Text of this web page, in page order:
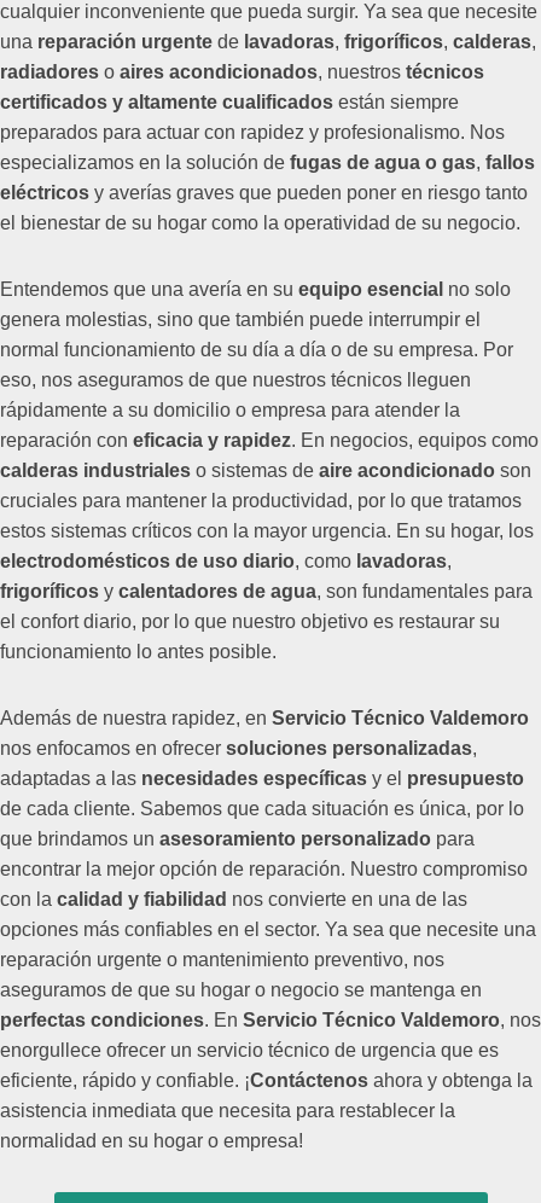
cualquier inconveniente que pueda surgir. Ya sea que necesite
una reparación urgente de lavadoras, frigoríficos, calderas,
radiadores o aires acondicionados, nuestros técnicos
certificados y altamente cualificados están siempre
preparados para actuar con rapidez y profesionalismo. Nos
especializamos en la solución de fugas de agua o gas, fallos
eléctricos y averías graves que pueden poner en riesgo tanto
el bienestar de su hogar como la operatividad de su negocio.
Entendemos que una avería en su equipo esencial no solo
genera molestias, sino que también puede interrumpir el
normal funcionamiento de su día a día o de su empresa. Por
eso, nos aseguramos de que nuestros técnicos lleguen
rápidamente a su domicilio o empresa para atender la
reparación con eficacia y rapidez. En negocios, equipos como
calderas industriales o sistemas de aire acondicionado son
cruciales para mantener la productividad, por lo que tratamos
estos sistemas críticos con la mayor urgencia. En su hogar, los
electrodomésticos de uso diario, como lavadoras,
frigoríficos y calentadores de agua, son fundamentales para
el confort diario, por lo que nuestro objetivo es restaurar su
funcionamiento lo antes posible.
Además de nuestra rapidez, en Servicio Técnico Valdemoro
nos enfocamos en ofrecer soluciones personalizadas,
adaptadas a las necesidades específicas y el presupuesto
de cada cliente. Sabemos que cada situación es única, por lo
que brindamos un asesoramiento personalizado para
encontrar la mejor opción de reparación. Nuestro compromiso
con la calidad y fiabilidad nos convierte en una de las
opciones más confiables en el sector. Ya sea que necesite una
reparación urgente o mantenimiento preventivo, nos
aseguramos de que su hogar o negocio se mantenga en
perfectas condiciones. En Servicio Técnico Valdemoro, nos
enorgullece ofrecer un servicio técnico de urgencia que es
eficiente, rápido y confiable. ¡Contáctenos ahora y obtenga la
asistencia inmediata que necesita para restablecer la
normalidad en su hogar o empresa!